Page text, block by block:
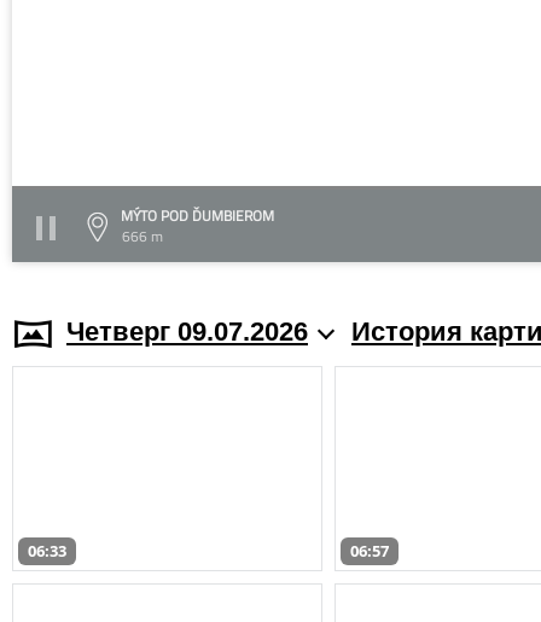
MÝTO POD ĎUMBIEROM
666 m
Четверг 09.07.2026 История
06:33 06:57